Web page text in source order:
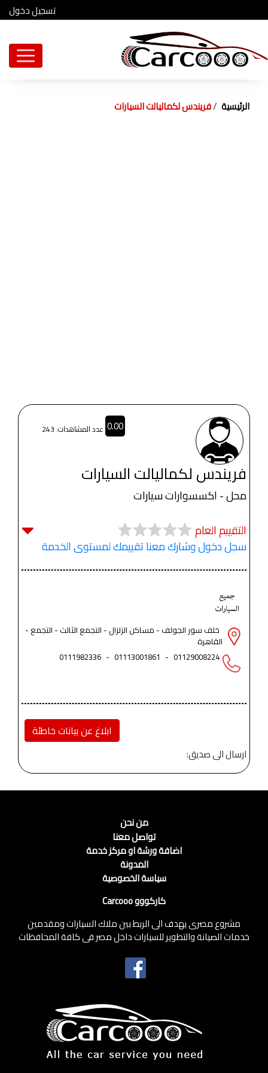
تسجيل دخول
الرئيسية فريندس لكماليالت السيارات
فريندس لكماليالت السيارات
محل - اكسسوارات سيارات
التقييم العام
سجل دخول وشارك معنا تقييمك لمستوى الخدمة
خلف سور الجولف - مساكن الزلزال - التجمع الثالث - التجمع -
القاهرة
01129008224
-
01113001861
-
0111982336
ابلاغ عن بيانات خاطئة
0.00 عدد المشاهدات: 243
ارسال الى صديق:
من نحن
تواصل معنا
اضافة ورشة او مركز خدمة
المدونة
سياسة الخصوصية
كاركووو Carcooo
مشروع مصرى يهدف الى الربط بين ملاك السيارات ومقدمين
خدمات الصيانة والتطوير للسيارات داخل مصر فى كافة المحافظات